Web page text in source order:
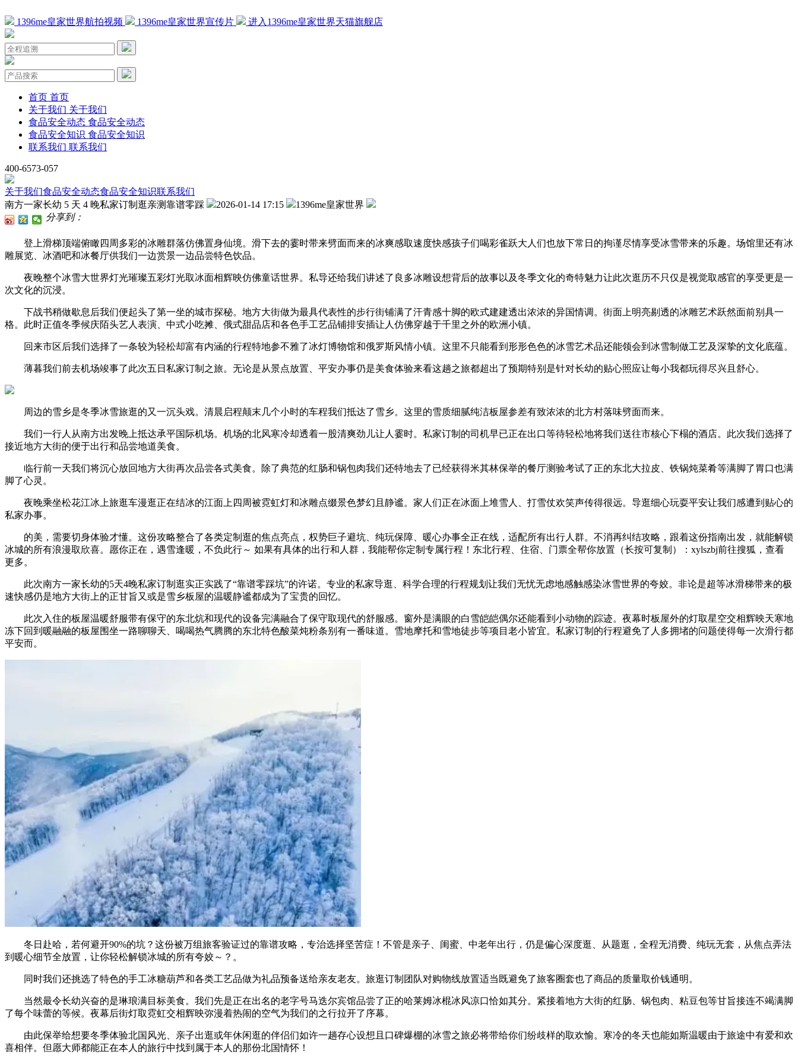
1396me皇家世界航拍视频 1396me皇家世界宣传片 进入1396me皇家世界天猫旗舰店
首页 首页
关于我们 关于我们
食品安全动态 食品安全动态
食品安全知识 食品安全知识
联系我们 联系我们
400-6573-057
关于我们食品安全动态食品安全知识联系我们
南方一家长幼 5 天 4 晚私家订制逛亲测靠谱零踩
2026-01-14 17:15
1396me皇家世界
分享到：
登上滑梯顶端俯瞰四周多彩的冰雕群落仿佛置身仙境。滑下去的霎时带来劈面而来的冰爽感取速度快感孩子们喝彩雀跃大人们也放下常日的拘谨尽情享受冰雪带来的乐趣。场馆里还有冰
雕展览、冰酒吧和冰餐厅供我们一边赏景一边品尝特色饮品。
夜晚整个冰雪大世界灯光璀璨五彩灯光取冰面相辉映仿佛童话世界。私导还给我们讲述了良多冰雕设想背后的故事以及冬季文化的奇特魅力让此次逛历不只仅是视觉取感官的享受更是一
次文化的沉浸。
下战书稍做歇息后我们便起头了第一坐的城市探秘。地方大街做为最具代表性的步行街铺满了汗青感十脚的欧式建建透出浓浓的异国情调。街面上明亮剔透的冰雕艺术跃然面前别具一
格。此时正值冬季候庆陌头艺人表演、中式小吃摊、俄式甜品店和各色手工艺品铺排安插让人仿佛穿越于千里之外的欧洲小镇。
回来市区后我们选择了一条较为轻松却富有内涵的行程特地参不雅了冰灯博物馆和俄罗斯风情小镇。这里不只能看到形形色色的冰雪艺术品还能领会到冰雪制做工艺及深挚的文化底蕴。
薄暮我们前去机场竣事了此次五日私家订制之旅。无论是从景点放置、平安办事仍是美食体验来看这趟之旅都超出了预期特别是针对长幼的贴心照应让每小我都玩得尽兴且舒心。
周边的雪乡是冬季冰雪旅逛的又一沉头戏。清晨启程颠末几个小时的车程我们抵达了雪乡。这里的雪质细腻纯洁板屋参差有致浓浓的北方村落味劈面而来。
我们一行人从南方出发晚上抵达承平国际机场。机场的北风寒冷却透着一股清爽劲儿让人霎时。私家订制的司机早已正在出口等待轻松地将我们送往市核心下榻的酒店。此次我们选择了
接近地方大街的便于出行和品尝地道美食。
临行前一天我们将沉心放回地方大街再次品尝各式美食。除了典范的红肠和锅包肉我们还特地去了已经获得米其林保举的餐厅测验考试了正的东北大拉皮、铁锅炖菜肴等满脚了胃口也满
脚了心灵。
夜晚乘坐松花江冰上旅逛车漫逛正在结冰的江面上四周被霓虹灯和冰雕点缀景色梦幻且静谧。家人们正在冰面上堆雪人、打雪仗欢笑声传得很远。导逛细心玩耍平安让我们感遭到贴心的
私家办事。
的美，需要切身体验才懂。这份攻略整合了各类定制逛的焦点亮点，权势巨子避坑、纯玩保障、暖心办事全正在线，适配所有出行人群。不消再纠结攻略，跟着这份指南出发，就能解锁
冰城的所有浪漫取欣喜。愿你正在，遇雪逢暖，不负此行～ 如果有具体的出行和人群，我能帮你定制专属行程！东北行程、住宿、门票全帮你放置（长按可复制）：xylszbj前往搜狐，查看
更多。
此次南方一家长幼的5天4晚私家订制逛实正实践了“靠谱零踩坑”的许诺。专业的私家导逛、科学合理的行程规划让我们无忧无虑地感触感染冰雪世界的夸姣。非论是超等冰滑梯带来的极
速快感仍是地方大街上的正甘旨又或是雪乡板屋的温暖静谧都成为了宝贵的回忆。
此次入住的板屋温暖舒服带有保守的东北炕和现代的设备完满融合了保守取现代的舒服感。窗外是满眼的白雪皑皑偶尔还能看到小动物的踪迹。夜幕时板屋外的灯取星空交相辉映天寒地
冻下回到暖融融的板屋围坐一路聊聊天、喝喝热气腾腾的东北特色酸菜炖粉条别有一番味道。雪地摩托和雪地徒步等项目老小皆宜。私家订制的行程避免了人多拥堵的问题使得每一次滑行都
平安而。
冬日赴哈，若何避开90%的坑？这份被万组旅客验证过的靠谱攻略，专治选择坚苦症！不管是亲子、闺蜜、中老年出行，仍是偏心深度逛、从题逛，全程无消费、纯玩无套，从焦点弄法
到暖心细节全放置，让你轻松解锁冰城的所有夸姣～？。
同时我们还挑选了特色的手工冰糖葫芦和各类工艺品做为礼品预备送给亲友老友。旅逛订制团队对购物线放置适当既避免了旅客圈套也了商品的质量取价钱通明。
当然最令长幼兴奋的是琳琅满目标美食。我们先是正在出名的老字号马迭尔宾馆品尝了正的哈莱姆冰棍冰风凉口恰如其分。紧接着地方大街的红肠、锅包肉、粘豆包等甘旨接连不竭满脚
了每个味蕾的等候。夜幕后街灯取霓虹交相辉映弥漫着热闹的空气为我们的之行拉开了序幕。
由此保举给想要冬季体验北国风光、亲子出逛或年休闲逛的伴侣们如许一趟存心设想且口碑爆棚的冰雪之旅必将带给你们纷歧样的取欢愉。寒冷的冬天也能如斯温暖由于旅途中有爱和欢
喜相伴。但愿大师都能正在本人的旅行中找到属于本人的那份北国情怀！